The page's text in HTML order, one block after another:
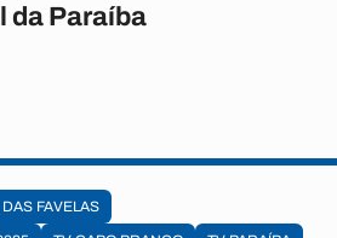
da Paraíba
FAVELAS